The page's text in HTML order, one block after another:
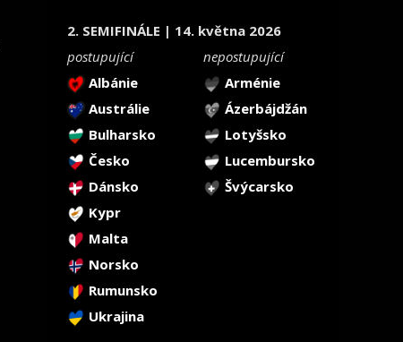
2. SEMIFINÁLE | 14. května 2026
postupující
nepostupující
Albánie
Arménie
Austrálie
Ázerbájdžán
Bulharsko
Lotyšsko
Česko
Lucembursko
Dánsko
Švýcarsko
Kypr
Malta
Norsko
Rumunsko
Ukrajina